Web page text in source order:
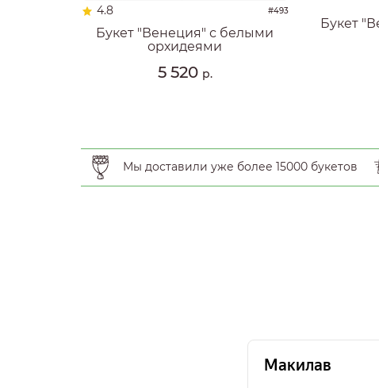
4.8 #493
Букет "Венеция" с белыми
орхидеями
5 520 р.
Букет
Мы доставили уже более 15000 букетов